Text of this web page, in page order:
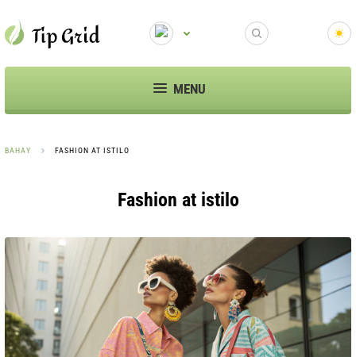
MENU
BAHAY FASHION AT ISTILO
Fashion at istilo